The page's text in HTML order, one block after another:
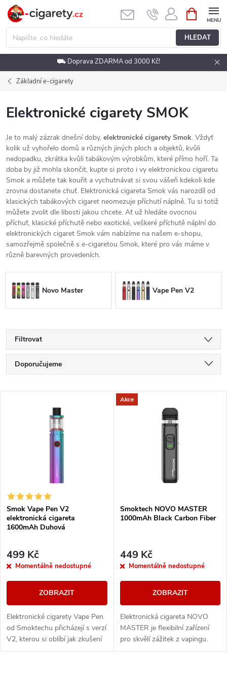
Přejít
obsah
HLEDAT
NÁKUPNÍ
KOŠÍK
⛟ Doprava ZDARMA od 3000 Kč!
Základní e-cigarety
Elektronické cigarety SMOK
Je to malý zázrak dnešní doby, elektronické cigarety Smok. Vždyť
kolik už vyhořelo domů a různých jiných ploch a objektů, kvůli
nedopadku, zkrátka kvůli tabákovým výrobkům, které přímo hoří. Ta
doba by již mohla skončit, kupte si proto i vy elektronickou cigaretu
Smok a můžete tak kouřit a vychutnávat si svou vášeň kdekoli kde
zrovna dostanete chuť. Elektronická cigareta Smok vás narozdíl od
klasických tabákových cigaret neomezuje příchutí náplně. Tu si totiž
můžete zvolit dle libosti jakou chcete. Ať už hledáte ovocnou
příchuť, klasické příchutě nebo exotické, veškeré příchutě náplní do
elektronických cigaret Smok vám nabízíme na našem e-shopu,
samozřejmě společně s e-cigaretou Smok, které pro vás máme v
různě barevných provedeních.
Novo Master Vape Pen V2
Filtrovat
Ř
a
í
p
r
o
u
k
Doporučujeme
Nejprodávanější
s
p
r
o
d
u
k
Smok Vape Pen V2
elektronická cigareta
1600mAh Duhová
499 Kč
Momentálně nedostupné
ZOBRAZIT
Elektronické cigarety Vape Pen
od Smoktechu přicházejí s verzí
V2, kterou si oblíbí jak zkušení
uživatelé, tak i úplní začátečníci,
Akce
Smoktech NOVO MASTER
1000mAh Black Carbon Fiber
449 Kč
Momentálně nedostupné
ZOBRAZIT
Elektronická cigareta NOVO
MASTER je flexibilní zařízení
pro skvělí zážitek z vapingu.
Dokonale zpracované tělo